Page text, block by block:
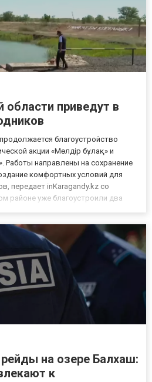
области приведут в
благоустройство
акции «Мөлдір бұлақ» и
Работы направлены на сохранение
комфортных условий для
передает inKaragandy.kz со
районе уже благоустроили два
на озере Балхаш:
к